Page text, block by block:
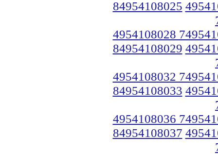
84954108025
4954108028
84954108029
4954108032
84954108033
4954108036
84954108037